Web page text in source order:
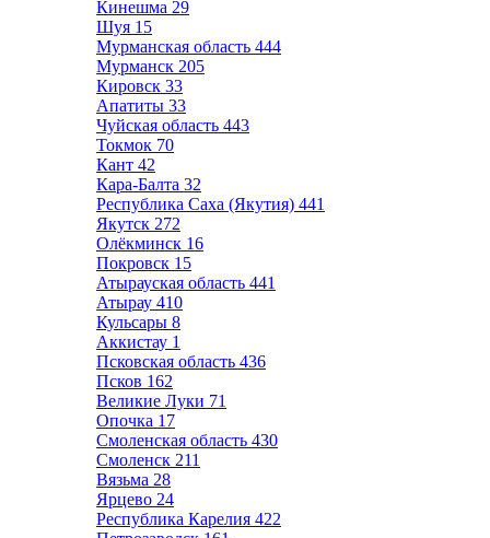
Кинешма 29
Шуя 15
Мурманская область 444
Мурманск 205
Кировск 33
Апатиты 33
Чуйская область 443
Токмок 70
Кант 42
Кара-Балта 32
Республика Саха (Якутия) 441
Якутск 272
Олёкминск 16
Покровск 15
Атырауская область 441
Атырау 410
Кульсары 8
Аккистау 1
Псковская область 436
Псков 162
Великие Луки 71
Опочка 17
Смоленская область 430
Смоленск 211
Вязьма 28
Ярцево 24
Республика Карелия 422